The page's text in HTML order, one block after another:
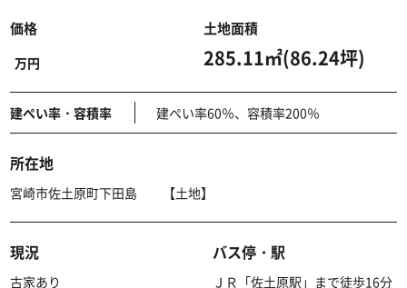
価格
万円
土地面積
285.11㎡(86.24坪)
建ぺい率・容積率 建ぺい率60％、容積率200％
所在地
宮崎市佐土原町下田島 【土地】
現況
古家あり
バス停・駅
ＪＲ「佐土原駅」まで徒歩16分